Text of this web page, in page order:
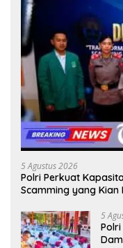
5 Agustus 2026
Polri Perkuat
Scamming yang Kian
5